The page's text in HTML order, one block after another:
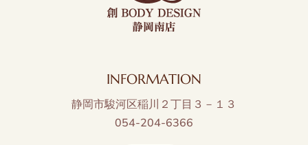
INFORMATION
静岡市駿河区稲川２丁目３－１３
054-204-6366